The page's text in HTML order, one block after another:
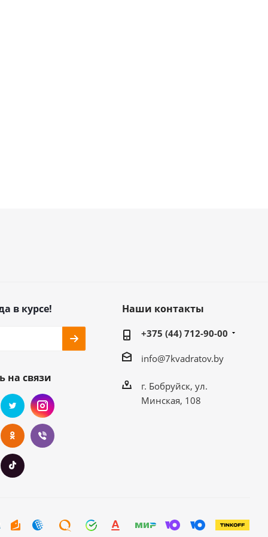
в курсе!
на связи
Наши контакты
+375 (44) 712-90-00
info@7kvadratov.by
г. Бобруйск, ул.
Минская, 108